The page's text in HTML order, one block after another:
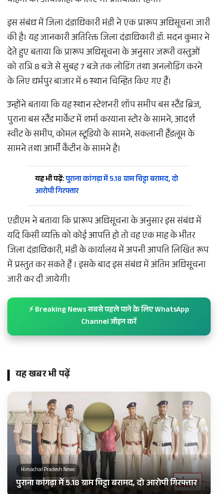
इस संबंध में जिला दंडाधिकारी मंडी ने एक प्रारूप अधिसूचना जारी
की है। यह जानकारी अतिरिक्त जिला दंडाधिकारी डॉ. मदन कुमार ने
देते हुए बताया कि प्रारूप अधिसूचना के अनुसार जरूरी वस्तुओं
को रात्रि 8 बजे से सुबह 7 बजे तक लोडिंग तथा अनलोडिंग करने
के लिए धर्मपुर बाजार में 6 स्थान चिन्हित किए गए हैं।
उन्होंने बताया कि यह स्थान स्टेशनरी शॉप समीप बस स्टैंड ब्रिज,
पुराना बस स्टैंड मार्केट में शर्मा करयाना स्टोर के सामने, आदर्श
स्वीट के समीप, कोमल स्टूडियो के सामने, सकलानी हैंडलूम के
सामने तथा आर्मी कैंटीन के सामने है।
यह भी पढ़ें:पुराना कांगड़ा में 5.18 ग्राम चिट्टा बरामद, दो
आरोपी गिरफ्तार
एडीएम ने बताया कि प्रारूप अधिसूचना के अनुसार इस संबंध में
यदि किसी व्यक्ति को कोई आपत्ति हो तो वह एक माह के भीतर
जिला दंडाधिकारी, मंडी के कार्यालय में अपनी आपत्ति लिखित रूप
में प्रस्तुत कर सकते हैं । इसके बाद इस संबंध में अंतिम अधिसूचना
जारी कर दी जायेगी।
⚡ Breaking News सबसे पहले पाने के लिए WhatsApp
Channel जॉइन करें
यह खबर भी पढ़ें
Himachal Pradesh News
पुराना कांगड़ा में 5.18 ग्राम चिट्टा बरामद, दो आरोपी गिरफ्तार